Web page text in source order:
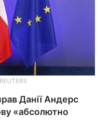
Данії Андерс
«абсолютно